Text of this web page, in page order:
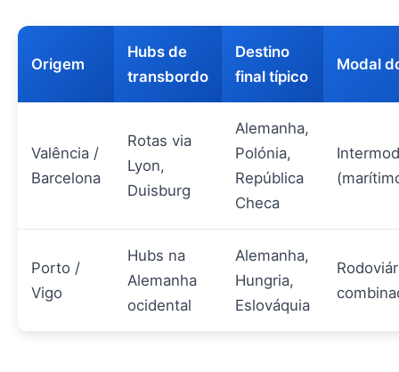
Origem
Hubs de
transbordo
Destino
final típico
Modal
Valência /
Barcelona
Rotas via
Lyon,
Duisburg
Alemanha,
Polónia,
República
Checa
Porto /
Vigo
Hubs na
Alemanha
ocidental
Alemanha,
Hungria,
Eslováquia